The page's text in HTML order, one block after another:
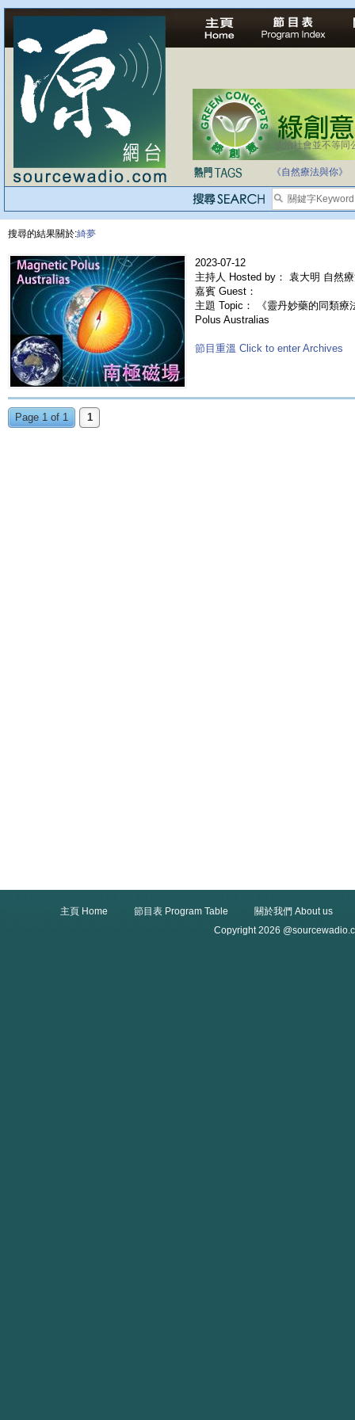
法治社會並不等同
《自然療法與你》
搜尋的結果關於:綺夢
2023-07-12
主持人 Hosted by： 袁大明 自然
嘉賓 Guest：
主題 Topic： 《靈丹妙藥的同類
Polus Australias
節目重溫 Click to enter Archives
Page 1 of 1 1
主頁 Home 節目表 Program Table
關於我們 About us
Copyright 2026